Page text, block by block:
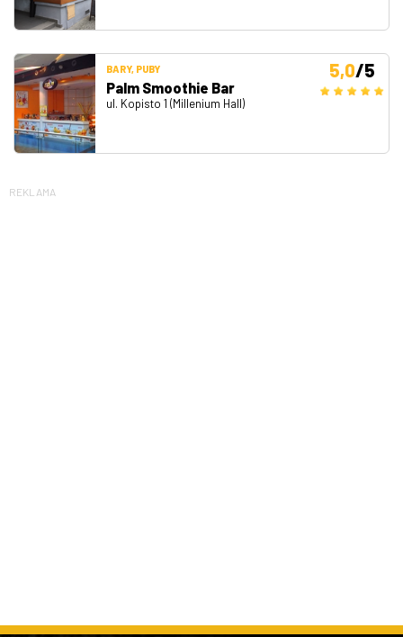
BARY, PUBY
Palm Smoothie Bar
ul. Kopisto 1 (Millenium Hall)
5,0/5
REKLAMA